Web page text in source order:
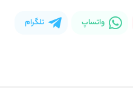
واتساپ تلگرام